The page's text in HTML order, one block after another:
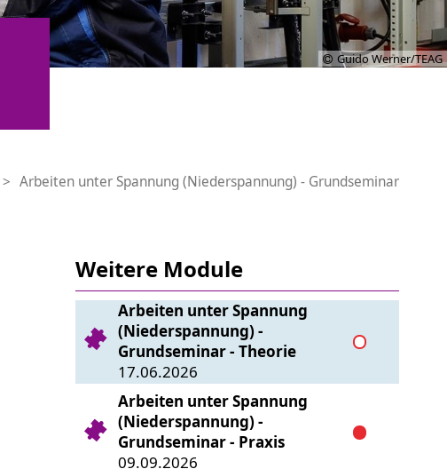
Guido Werner/TEAG
Arbeiten unter Spannung (Niederspannung) - Grundseminar
Weitere Module
Arbeiten unter Spannung
(Niederspannung) -
Grundseminar - Theorie
17.06.2026
Arbeiten unter Spannung
(Niederspannung) -
Grundseminar - Praxis
09.09.2026